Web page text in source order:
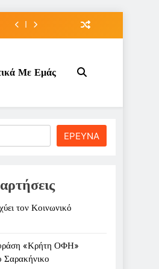
Με Εμάς
ΕΡΕΥΝΑ
τον Κοινωνικό
«Κρήτη ΟΦΗ»
Σαρακήνικο